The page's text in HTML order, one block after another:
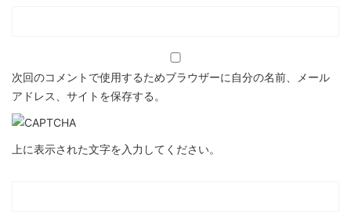
次回のコメントで使用するためブラウザーに自分の名前、メール
アドレス、サイトを保存する。
上に表示された文字を入力してください。